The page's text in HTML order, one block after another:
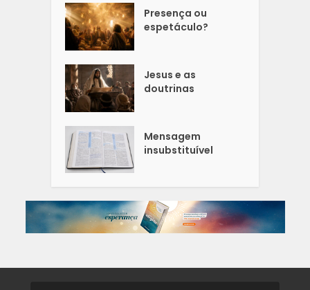
Presença ou
espetáculo?
Jesus e as
doutrinas
Mensagem
insubstituível